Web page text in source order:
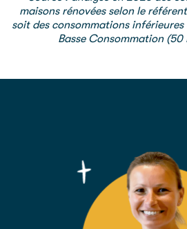
maisons rénovées selon le
soit des consommations inférieures
Basse Consommation (50